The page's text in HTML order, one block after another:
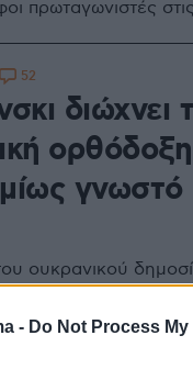
- Do Not Process
πρωταγωνιστές
γνωστό
ουκρανικού
στο πατριαρχείο
την 29η
52